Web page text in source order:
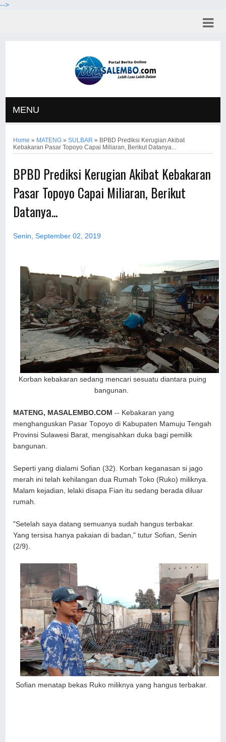
-->
MENU
Home » MATENG »SULBAR » BPBD Prediksi Kerugian Akibat
Kebakaran Pasar Topoyo Capai Miliaran, Berikut Datanya...
BPBD Prediksi Kerugian Akibat Kebakaran
Pasar Topoyo Capai Miliaran, Berikut
Datanya...
Senin, September 02, 2019
Korban kebakaran sedang mencari sesuatu diantara puing
bangunan.
MATENG, MASALEMBO.COM -- Kebakaran yang
menghanguskan Pasar Topoyo di Kabupaten Mamuju Tengah
Provinsi Sulawesi Barat, mengisahkan duka bagi pemilik
bangunan.
Seperti yang dialami Sofian (32). Korban keganasan si jago
merah ini telah kehilangan dua Rumah Toko (Ruko) miliknya.
Malam kejadian, lelaki disapa Fian itu sedang berada diluar
rumah.
"Setelah saya datang semuanya sudah hangus terbakar.
Yang tersisa hanya pakaian di badan," tutur Sofian, Senin
(2/9).
Sofian menatap bekas Ruko miliknya yang hangus terbakar.